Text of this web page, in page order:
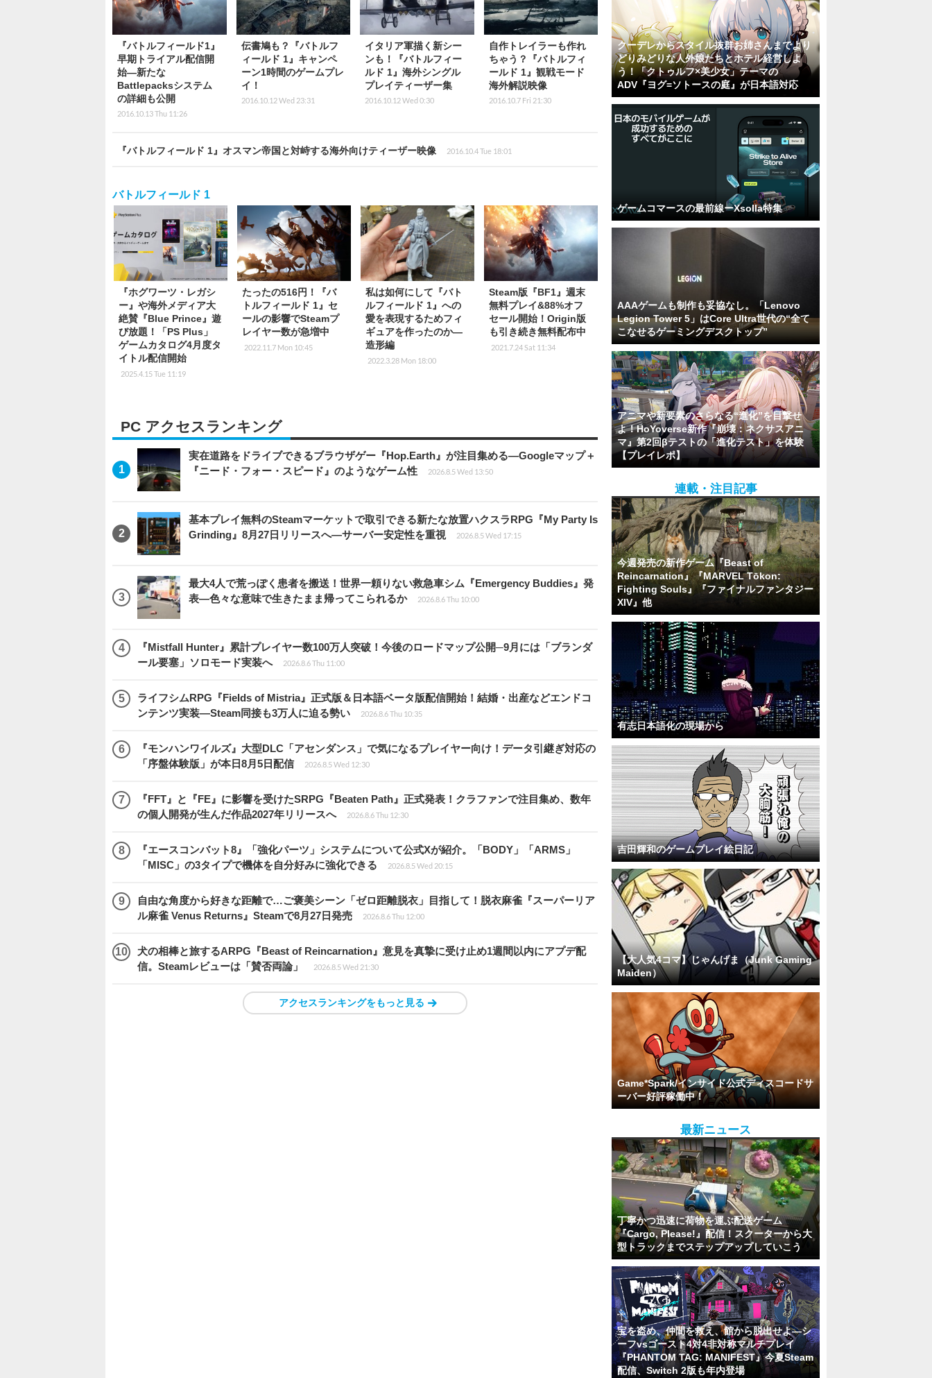
『バトルフィールド1』
早期トライアル配信開
始―新たな
Battlepacksシステム
の詳細も公開
2016.10.13 Thu 11:26
伝書鳩も？『バトルフ
ィールド 1』キャンペ
ーン1時間のゲームプレ
イ！
2016.10.12 Wed 23:31
イタリア軍描く新シー
ンも！『バトルフィー
ルド 1』海外シングル
プレイティーザー集
2016.10.12 Wed 0:30
自作トレイラーも作れ
ちゃう？『バトルフィ
ールド 1』観戦モード
海外解説映像
2016.10.7 Fri 21:30
『バトルフィールド 1』オスマン帝国と対峙する海外向けティーザー映像 2016.10.4 Tue 18:01
バトルフィールド 1
『ホグワーツ・レガシ
ー』や海外メディア大
絶賛『Blue Prince』遊
び放題！「PS Plus」
ゲームカタログ4月度タ
イトル配信開始
2025.4.15 Tue 11:19
たったの516円！『バ
トルフィールド 1』セ
ールの影響でSteamプ
レイヤー数が急増中
2022.11.7 Mon 10:45
私は如何にして『バト
ルフィールド 1』への
愛を表現するためフィ
ギュアを作ったのか―
造形編
2022.3.28 Mon 18:00
Steam版『BF1』週末
無料プレイ&88%オフ
セール開始！Origin版
も引き続き無料配布中
2021.7.24 Sat 11:34
PC アクセスランキング
実在道路をドライブできるブラウザゲー『Hop.Earth』が注目集める―Googleマップ＋
『ニード・フォー・スピード』のようなゲーム性
2026.8.5 Wed 13:50
基本プレイ無料のSteamマーケットで取引できる新たな放置ハクスラRPG『My Party Is
Grinding』8月27日リリースへ―サーバー安定性を重視
2026.8.5 Wed 17:15
最大4人で荒っぽく患者を搬送！世界一頼りない救急車シム『Emergency Buddies』発
表―色々な意味で生きたまま帰ってこられるか
2026.8.6 Thu 10:00
『Mistfall Hunter』累計プレイヤー数100万人突破！今後のロードマップ公開─9月には「ブランダ
ール要塞」ソロモード実装へ
2026.8.6 Thu 11:00
ライフシムRPG『Fields of Mistria』正式版＆日本語ベータ版配信開始！結婚・出産などエンドコ
ンテンツ実装―Steam同接も3万人に迫る勢い
2026.8.6 Thu 10:35
『モンハンワイルズ』大型DLC「アセンダンス」で気になるプレイヤー向け！データ引継ぎ対応の
「序盤体験版」が本日8月5日配信
2026.8.5 Wed 12:30
『FFT』と『FE』に影響を受けたSRPG『Beaten Path』正式発表！クラファンで注目集め、数年
の個人開発が生んだ作品2027年リリースへ
2026.8.6 Thu 12:30
『エースコンバット8』「強化パーツ」システムについて公式Xが紹介。「BODY」「ARMS」
「MISC」の3タイプで機体を自分好みに強化できる
2026.8.5 Wed 20:15
自由な角度から好きな距離で…ご褒美シーン「ゼロ距離脱衣」目指して！脱衣麻雀『スーパーリア
ル麻雀 Venus Returns』Steamで8月27日発売
2026.8.6 Thu 12:00
犬の相棒と旅するARPG『Beast of Reincarnation』意見を真摯に受け止め1週間以内にアプデ配
信。Steamレビューは「賛否両論」
2026.8.5 Wed 21:30
アクセスランキングをもっと見る
クーデレからスタイル抜群お姉さんまでより
どりみどりな人外娘たちとホテル経営しよ
う！「クトゥルフ×美少女」テーマの
ADV『ヨグ=ソトースの庭』が日本語対応
ゲームコマースの最前線ーXsolla特集
AAAゲームも制作も妥協なし。「Lenovo
Legion Tower 5」はCore Ultra世代の“全て
こなせるゲーミングデスクトップ”
アニマや新要素のさらなる“進化”を目撃せ
よ！HoYoverse新作『崩壊：ネクサスアニ
マ』第2回βテストの「進化テスト」を体験
【プレイレポ】
連載・注目記事
今週発売の新作ゲーム『Beast of
Reincarnation』『MARVEL Tōkon:
Fighting Souls』『ファイナルファンタジー
XIV』他
有志日本語化の現場から
吉田輝和のゲームプレイ絵日記
【大人気4コマ】じゃんげま（Junk Gaming
Maiden）
Game*Spark/インサイド公式ディスコードサ
ーバー好評稼働中！
最新ニュース
丁寧かつ迅速に荷物を運ぶ配送ゲーム
『Cargo, Please!』配信！スクーターから大
型トラックまでステップアップしていこう
宝を盗め、仲間を救え、館から脱出せよ―シ
ーフvsゴースト4対4非対称マルチプレイ
『PHANTOM TAG: MANIFEST』今夏Steam
配信、Switch 2版も年内登場